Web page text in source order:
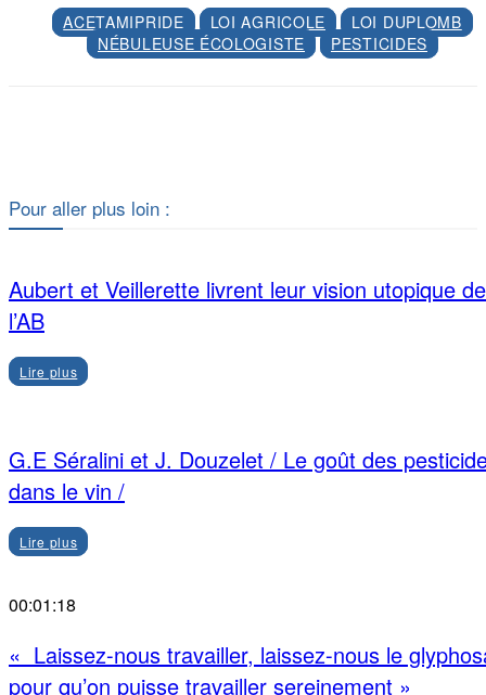
ACETAMIPRIDE LOI AGRICOLE
LOI DUPLOMB
NÉBULEUSE ÉCOLOGISTE
PESTICIDES
Pour aller plus loin :
Aubert et Veillerette livrent leur vision utopique de
l’AB
Lire plus
G.E Séralini et J. Douzelet / Le goût des
dans le vin /
Lire plus
00:01:18
« Laissez-nous travailler, laissez-nous le
pour qu’on puisse travailler sereinement »